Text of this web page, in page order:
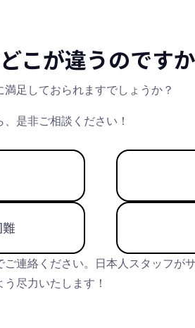
こが違うのです
足しておられますでしょうか？
是非ご相談ください！
連絡ください。日本人スタッフが
尽力いたします！